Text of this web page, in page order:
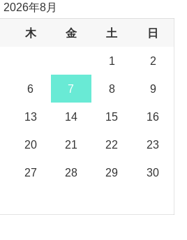
2026年8月
木 金 土 日
1 2
6 7 8 9
13 14 15 16
20 21 22 23
27 28 29 30